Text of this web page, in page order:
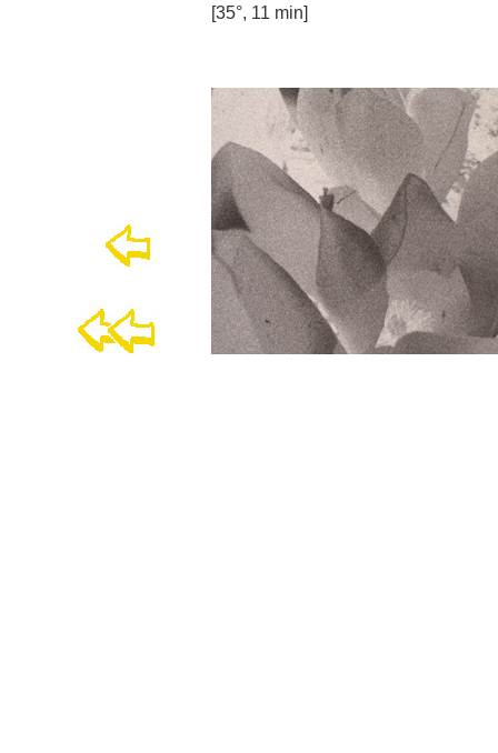
[35°, 11 min]